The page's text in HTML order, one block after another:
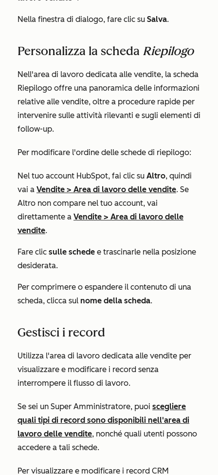
Nella finestra di dialogo, fare clic su Salva.
Personalizza la scheda Riepilogo
Nell'area di lavoro dedicata alle vendite, la scheda
Riepilogo offre una panoramica delle informazioni
relative alle vendite, oltre a procedure rapide per
intervenire sulle attività rilevanti e sugli elementi di
follow-up.
Per modificare l'ordine delle schede di riepilogo:
Nel tuo account HubSpot, fai clic su Altro, quindi
vai a Vendite > Area di lavoro delle vendite. Se
Altro non compare nel tuo account, vai
direttamente a Vendite > Area di lavoro delle
vendite.
Fare clic sulle schede e trascinarle nella posizione
desiderata.
Per comprimere o espandere il contenuto di una
scheda, clicca sul nome della scheda.
Gestisci i record
Utilizza l'area di lavoro dedicata alle vendite per
visualizzare e modificare i record senza
interrompere il flusso di lavoro.
Se sei un Super Amministratore, puoi scegliere
quali tipi di record sono disponibili nell'area di
lavoro delle vendite, nonché quali utenti possono
accedere a tali schede.
Per visualizzare e modificare i record CRM